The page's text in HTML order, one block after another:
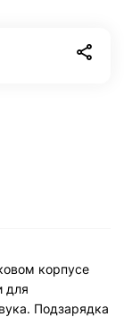
корпусе
для
Подзарядка